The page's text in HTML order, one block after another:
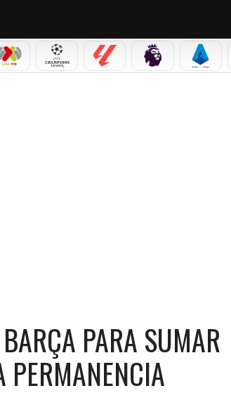
MEXICANA
LIGA MX CHAMPIONS LEAGUE
LALIGA PREMIER LEAGUE
SERIE A
PARA SUMAR
PERMANENCIA